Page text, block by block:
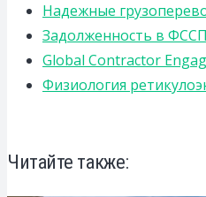
Надежные
Задолженность в
Global Contractor
Физиология
Читайте также: